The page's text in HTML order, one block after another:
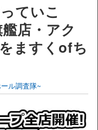
ていこ
店・アク
ますくofち
ル調査隊~